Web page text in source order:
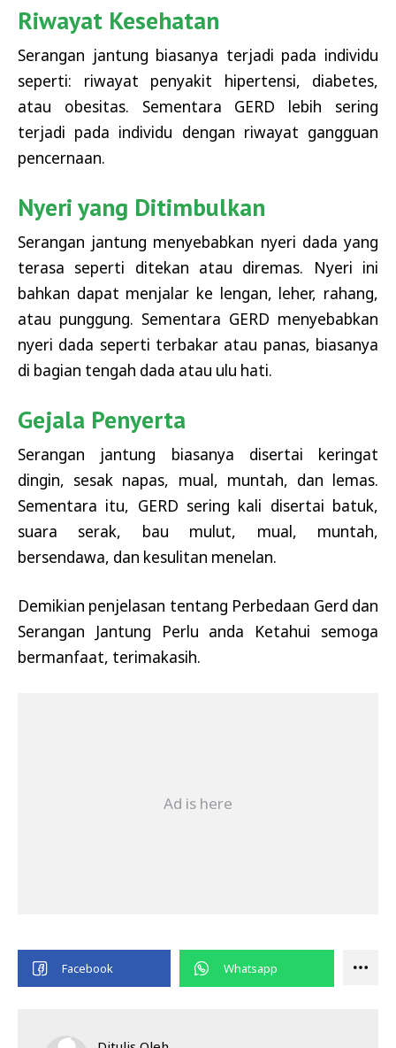
Riwayat Kesehatan
Serangan jantung biasanya terjadi pada individu
seperti: riwayat penyakit hipertensi, diabetes,
atau obesitas. Sementara GERD lebih sering
terjadi pada individu dengan riwayat gangguan
pencernaan.
Nyeri yang Ditimbulkan
Serangan jantung menyebabkan nyeri dada yang
terasa seperti ditekan atau diremas. Nyeri ini
bahkan dapat menjalar ke lengan, leher, rahang,
atau punggung. Sementara GERD menyebabkan
nyeri dada seperti terbakar atau panas, biasanya
di bagian tengah dada atau ulu hati.
Gejala Penyerta
Serangan jantung biasanya disertai keringat
dingin, sesak napas, mual, muntah, dan lemas.
Sementara itu, GERD sering kali disertai batuk,
suara serak, bau mulut, mual, muntah,
bersendawa, dan kesulitan menelan.
Demikian penjelasan tentang Perbedaan Gerd dan
Serangan Jantung Perlu anda Ketahui semoga
bermanfaat, terimakasih.